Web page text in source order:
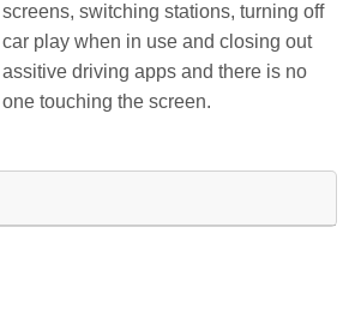
screens, switching stations, turning off
car play when in use and closing out
assitive driving apps and there is no
one touching the screen.